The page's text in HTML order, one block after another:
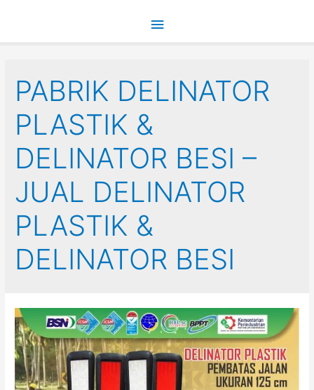
Main
PABRIK DELINATOR
PLASTIK &
DELINATOR BESI –
JUAL DELINATOR
PLASTIK &
DELINATOR BESI